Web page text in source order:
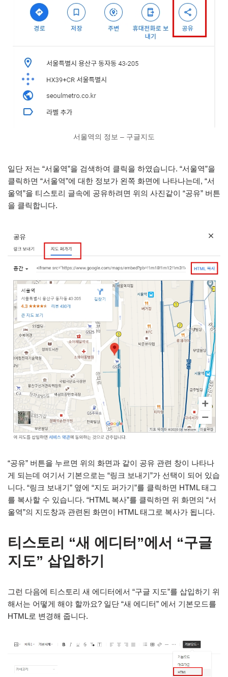
서울역의 정보 – 구글지도
일단 저는 “서울역”을 검색하여 클릭을 하였습니다. “서울역”을
클릭하면 “서울역”에 대한 정보가 왼쪽 화면에 나타나는데, “서
울역”을 티스토리 글속에 공유하려면 위의 사진같이 “공유” 버튼
을 클릭합니다.
“공유” 버튼을 누르면 위의 화면과 같이 공유 관련 창이 나타나
게 되는데 여기서 기본으로는 “링크 보내기”가 선택이 되어 있습
니다. “링크 보내기” 옆에 “지도 퍼가기”를 클릭하면 HTML 태그
를 복사할 수 있습니다. “HTML 복사”를 클릭하면 위 화면의 “서
울역”의 지도창과 관련된 화면이 HTML 태그로 복사가 됩니다.
티스토리 “새 에디터”에서 “구글
지도” 삽입하기
그런 다음에 티스토리 새 에디터에서 “구글 지도”를 삽입하기 위
해서는 어떻게 해야 할까요? 일단 “새 에디터” 에서 기본모드를
HTML로 변경해 줍니다.